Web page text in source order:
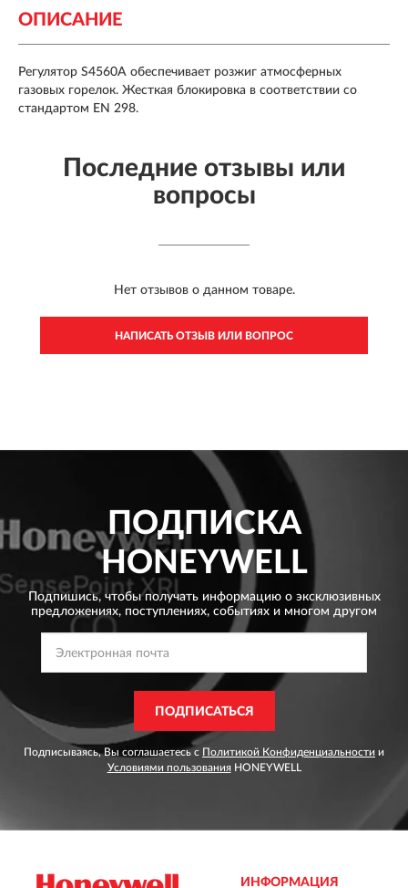
ОПИСАНИЕ
Регулятор S4560A обеспечивает розжиг атмосферных
газовых горелок. Жесткая блокировка в соответствии со
стандартом EN 298.
Последние отзывы или
вопросы
Нет отзывов о данном товаре.
НАПИСАТЬ ОТЗЫВ ИЛИ ВОПРОС
ПОДПИСКА
HONEYWELL
Подпишись, чтобы получать информацию о эксклюзивных
предложениях, поступлениях, событиях и многом другом
ПОДПИСАТЬСЯ
Подписываясь, Вы соглашаетесь с Политикой Конфиденциальности и
Условиями пользованияHONEYWELL
ИНФОРМАЦИЯ